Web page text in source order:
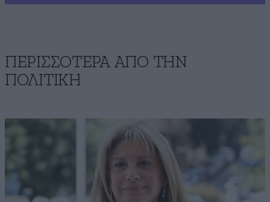
ΠΕΡΙΣΣΟΤΕΡΑ ΑΠΟ ΤΗΝ
ΠΟΛΙΤΙΚΗ